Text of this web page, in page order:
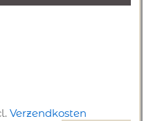
Verzendkosten